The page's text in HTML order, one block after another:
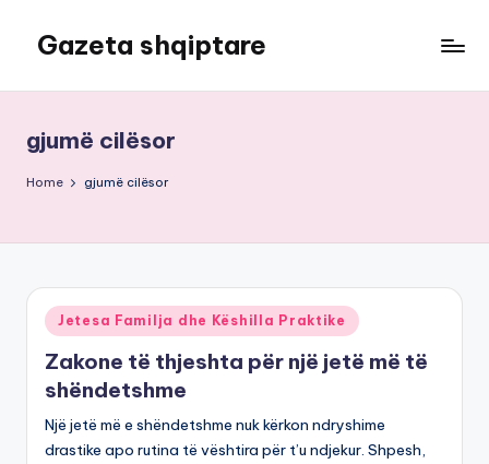
content
Gazeta shqiptare
gjumë cilësor
Home gjumë cilësor
Posted
in
Jetesa Familja dhe Këshilla Praktike
Zakone të thjeshta për një jetë më të
shëndetshme
Një jetë më e shëndetshme nuk kërkon ndryshime
drastike apo rutina të vështira për t’u ndjekur. Shpesh,